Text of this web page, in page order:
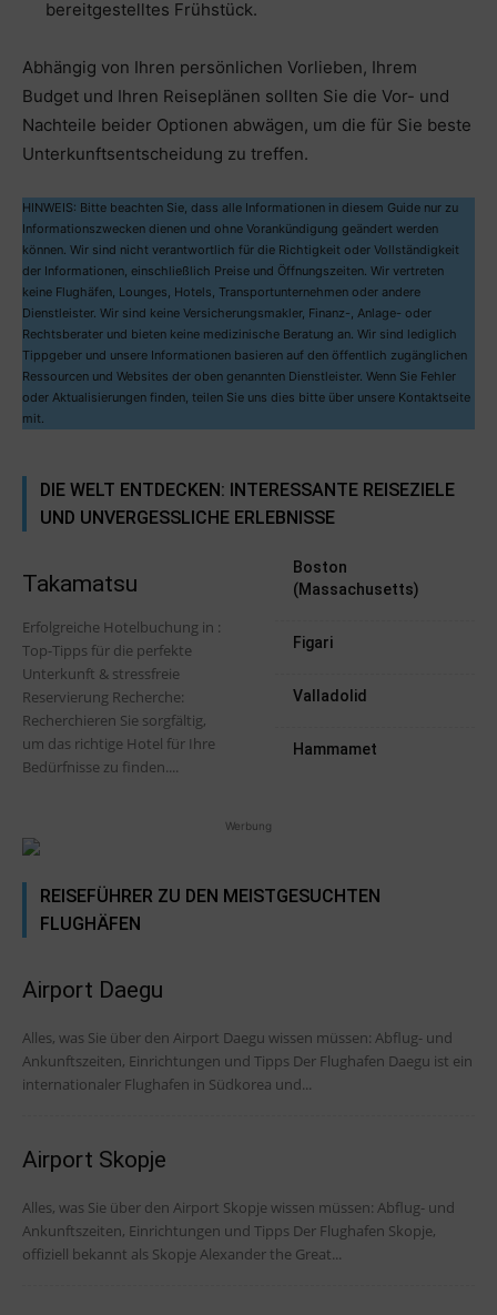
bereitgestelltes Frühstück.
Abhängig von Ihren persönlichen Vorlieben, Ihrem
Budget und Ihren Reiseplänen sollten Sie die Vor- und
Nachteile beider Optionen abwägen, um die für Sie beste
Unterkunftsentscheidung zu treffen.
HINWEIS: Bitte beachten Sie, dass alle Informationen in diesem Guide nur zu
Informationszwecken dienen und ohne Vorankündigung geändert werden
können. Wir sind nicht verantwortlich für die Richtigkeit oder Vollständigkeit
der Informationen, einschließlich Preise und Öffnungszeiten. Wir vertreten
keine Flughäfen, Lounges, Hotels, Transportunternehmen oder andere
Dienstleister. Wir sind keine Versicherungsmakler, Finanz-, Anlage- oder
Rechtsberater und bieten keine medizinische Beratung an. Wir sind lediglich
Tippgeber und unsere Informationen basieren auf den öffentlich zugänglichen
Ressourcen und Websites der oben genannten Dienstleister. Wenn Sie Fehler
oder Aktualisierungen finden, teilen Sie uns dies bitte über unsere Kontaktseite
mit.
DIE WELT ENTDECKEN: INTERESSANTE REISEZIELE
UND UNVERGESSLICHE ERLEBNISSE
Takamatsu
Erfolgreiche Hotelbuchung in :
Top-Tipps für die perfekte
Unterkunft & stressfreie
Reservierung Recherche:
Recherchieren Sie sorgfältig,
um das richtige Hotel für Ihre
Bedürfnisse zu finden....
Boston
(Massachusetts)
Figari
Valladolid
Hammamet
Werbung
REISEFÜHRER ZU DEN MEISTGESUCHTEN
FLUGHÄFEN
Airport Daegu
Alles, was Sie über den Airport Daegu wissen müssen: Abflug- und
Ankunftszeiten, Einrichtungen und Tipps Der Flughafen Daegu ist ein
internationaler Flughafen in Südkorea und...
Airport Skopje
Alles, was Sie über den Airport Skopje wissen müssen: Abflug- und
Ankunftszeiten, Einrichtungen und Tipps Der Flughafen Skopje,
offiziell bekannt als Skopje Alexander the Great...